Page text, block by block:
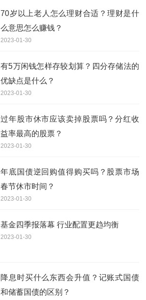
70岁以上老人怎么理财合适？理财是什
么意思怎么赚钱？
2023-01-30
有5万闲钱怎样存较划算？四分存储法的
优缺点是什么？
2023-01-30
过年股市休市应该卖掉股票吗？分红收
益率最高的股票？
2023-01-30
年底国债逆回购值得购买吗？股票市场
春节休市时间？
2023-01-30
基金四季报落幕 行业配置更趋均衡
2023-01-30
降息时买什么东西会升值？记账式国债
和储蓄国债的区别？